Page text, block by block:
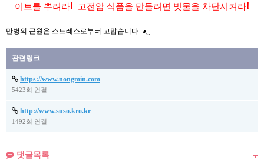
이트를 뿌려라! 고전압 식품을 만들려면 빗물을 차단시켜라!
만병의 근원은 스트레스로부터 고맙습니다. ◕‿-
관련링크
https://www.nongmin.com
5423회 연결
http://www.suso.kro.kr
1492회 연결
댓글목록